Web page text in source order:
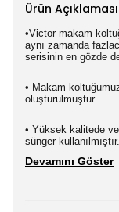
Ürün Açıklaması
•Victor makam
aynı zamanda
serisinin en gözde
• Makam
oluşturulmuştur
• Yüksek kalitede
sünger
Devamını Göster